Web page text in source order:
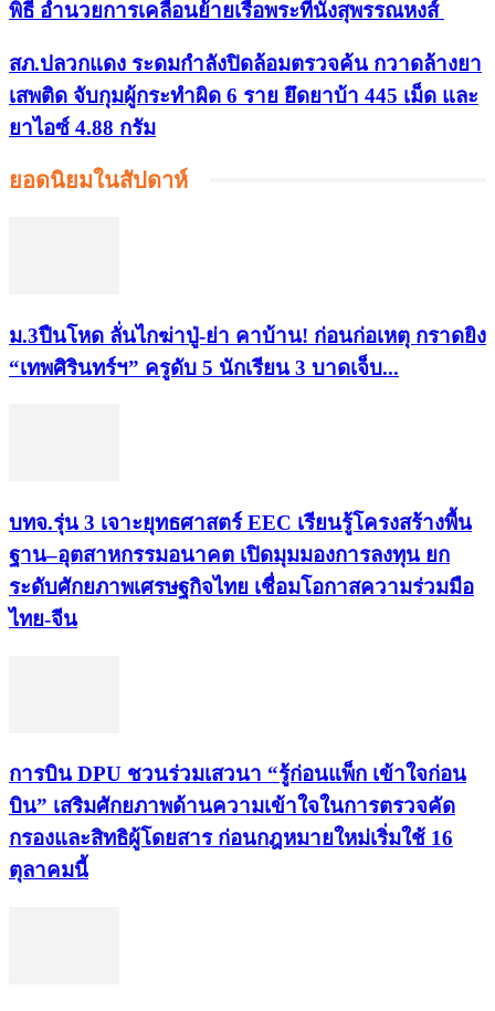
พิธี อำนวยการเคลื่อนย้ายเรือพระที่นั่งสุพรรณหงส์
สภ.ปลวกแดง ระดมกำลังปิดล้อมตรวจค้น กวาดล้างยา
เสพติด จับกุมผู้กระทำผิด 6 ราย ยึดยาบ้า 445 เม็ด และ
ยาไอซ์ 4.88 กรัม
ยอดนิยมในสัปดาห์
ม.3ปืนโหด ลั่นไกฆ่าปู่-ย่า คาบ้าน! ก่อนก่อเหตุ กราดยิง
“เทพศิรินทร์ฯ” ครูดับ 5 นักเรียน 3 บาดเจ็บ...
บทจ.รุ่น 3 เจาะยุทธศาสตร์ EEC เรียนรู้โครงสร้างพื้น
ฐาน–อุตสาหกรรมอนาคต เปิดมุมมองการลงทุน ยก
ระดับศักยภาพเศรษฐกิจไทย เชื่อมโอกาสความร่วมมือ
ไทย-จีน
การบิน DPU ชวนร่วมเสวนา “รู้ก่อนแพ็ก เข้าใจก่อน
บิน” เสริมศักยภาพด้านความเข้าใจในการตรวจคัด
กรองและสิทธิผู้โดยสาร ก่อนกฎหมายใหม่เริ่มใช้ 16
ตุลาคมนี้